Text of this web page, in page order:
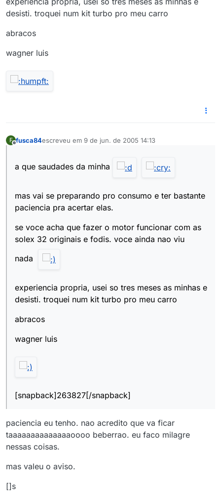
desisti. troquei num kit turbo pro meu carro
abracos
wagner luis
F fusca84escreveu em 9 de jun. de 2005 14:13
última edição por
a que saudades da minha
mas vai se preparando pro consumo e ter bastante
paciencia pra acertar elas.
se voce acha que fazer o motor funcionar com as
solex 32 originais e fodis. voce ainda nao viu
nada
experiencia propria, usei so tres meses as minhas e
desisti. troquei num kit turbo pro meu carro
abracos
wagner luis
[snapback]263827[/snapback]
paciencia eu tenho. nao acredito que va ficar
taaaaaaaaaaaaaaoooo beberrao. eu faco milagre
nessas coisas.
mas valeu o aviso.
[]s